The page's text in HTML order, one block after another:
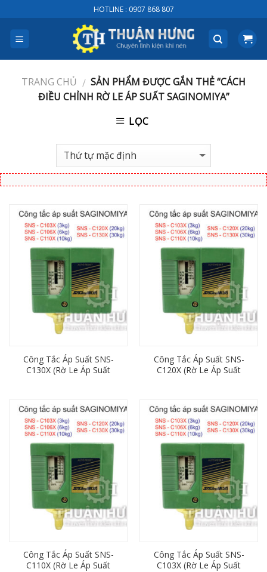
to
content
HOTLINE : 0907 868 807
TRANG CHỦ / SẢN PHẨM ĐƯỢC GẮN THẺ “CÁCH
ĐIỀU CHỈNH RỜ LE ÁP SUẤT SAGINOMIYA”
LỌC
Công Tắc Áp Suất SNS-
C130X (Rờ Le Áp Suất
Công Tắc Áp Suất SNS-
C120X (Rờ Le Áp Suất
Công Tắc Áp Suất SNS-
C110X (Rờ Le Áp Suất
Công Tắc Áp Suất SNS-
C103X (Rờ Le Áp Suất